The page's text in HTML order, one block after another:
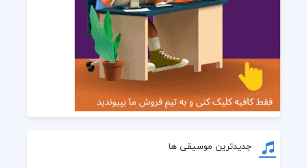
جدیدترین موسیقی ها